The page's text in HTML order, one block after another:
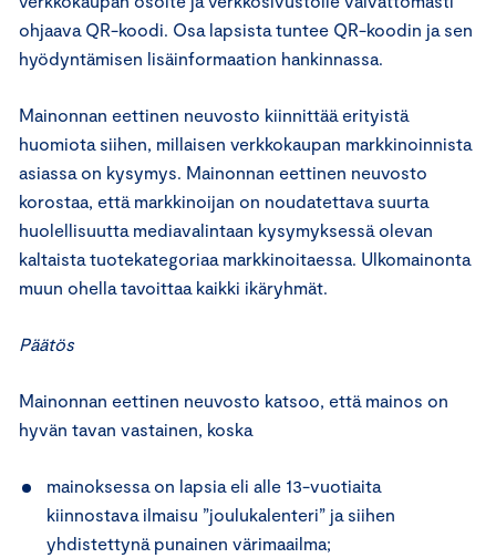
ohjaava QR-koodi. Osa lapsista tuntee QR-koodin ja sen
hyödyntämisen lisäinformaation hankinnassa.
Mainonnan eettinen neuvosto kiinnittää erityistä
huomiota siihen, millaisen verkkokaupan markkinoinnista
asiassa on kysymys. Mainonnan eettinen neuvosto
korostaa, että markkinoijan on noudatettava suurta
huolellisuutta mediavalintaan kysymyksessä olevan
kaltaista tuotekategoriaa markkinoitaessa. Ulkomainonta
muun ohella tavoittaa kaikki ikäryhmät.
Päätös
Mainonnan eettinen neuvosto katsoo, että mainos on
hyvän tavan vastainen, koska
mainoksessa on lapsia eli alle 13-vuotiaita
kiinnostava ilmaisu ”joulukalenteri” ja siihen
yhdistettynä punainen värimaailma;